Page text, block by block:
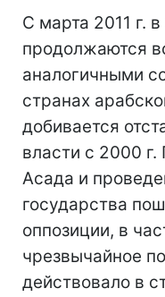
С марта 2011 г.
продолжаются
аналогичными
странах
добивается
власти с 2000
Асада и
государства
оппозиции, в
чрезвычайное
действовало в